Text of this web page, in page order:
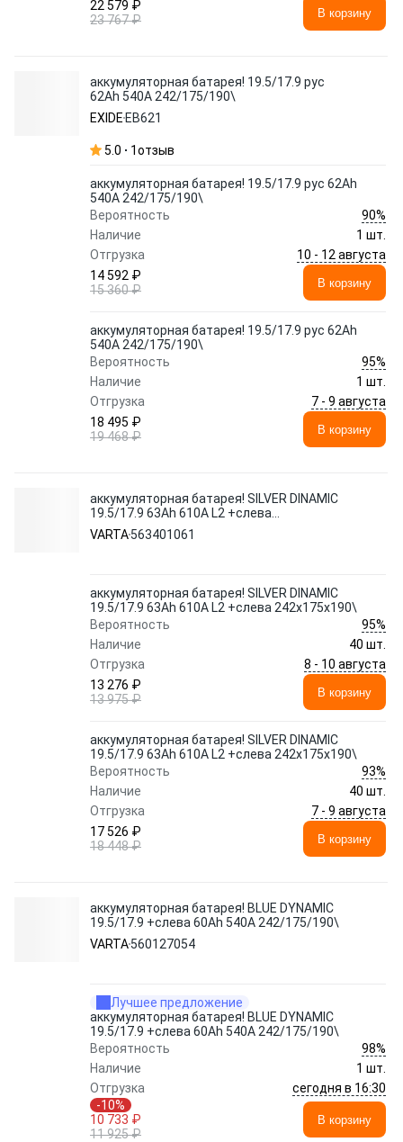
22 579 ₽
23 767 ₽
В корзину
аккумуляторная батарея! 19.5/17.9 рус
62Ah 540A 242/175/190\
EXIDE EB621
5.0 1отзыв
аккумуляторная батарея! 19.5/17.9 рус 62Ah
540A 242/175/190\
Вероятность
90%
Наличие
1 шт.
Отгрузка
10 - 12 августа
14 592 ₽
15 360 ₽
В корзину
аккумуляторная батарея! 19.5/17.9 рус 62Ah
540A 242/175/190\
Вероятность
95%
Наличие
1 шт.
Отгрузка
7 - 9 августа
18 495 ₽
19 468 ₽
В корзину
аккумуляторная батарея! SILVER DINAMIC
19.5/17.9 63Ah 610A L2 +слева
242x175x190\
VARTA563401061
аккумуляторная батарея! SILVER DINAMIC
19.5/17.9 63Ah 610A L2 +слева 242x175x190\
Вероятность
95%
Наличие
40 шт.
Отгрузка
8 - 10 августа
13 276 ₽
13 975 ₽
В корзину
аккумуляторная батарея! SILVER DINAMIC
19.5/17.9 63Ah 610A L2 +слева 242x175x190\
Вероятность
93%
Наличие
40 шт.
Отгрузка
7 - 9 августа
17 526 ₽
18 448 ₽
В корзину
аккумуляторная батарея! BLUE DYNAMIC
19.5/17.9 +слева 60Ah 540A 242/175/190\
VARTA560127054
Лучшее предложение
аккумуляторная батарея! BLUE DYNAMIC
19.5/17.9 +слева 60Ah 540A 242/175/190\
Вероятность
98%
Наличие
1 шт.
Отгрузка
сегодня в 16:30
-10%
10 733 ₽
11 925 ₽
В корзину